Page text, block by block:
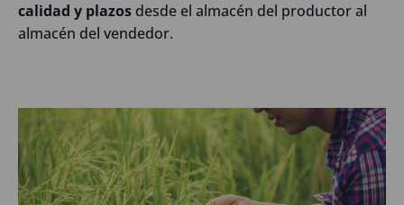
calidad y plazos desde el almacén del productor al
almacén del vendedor.